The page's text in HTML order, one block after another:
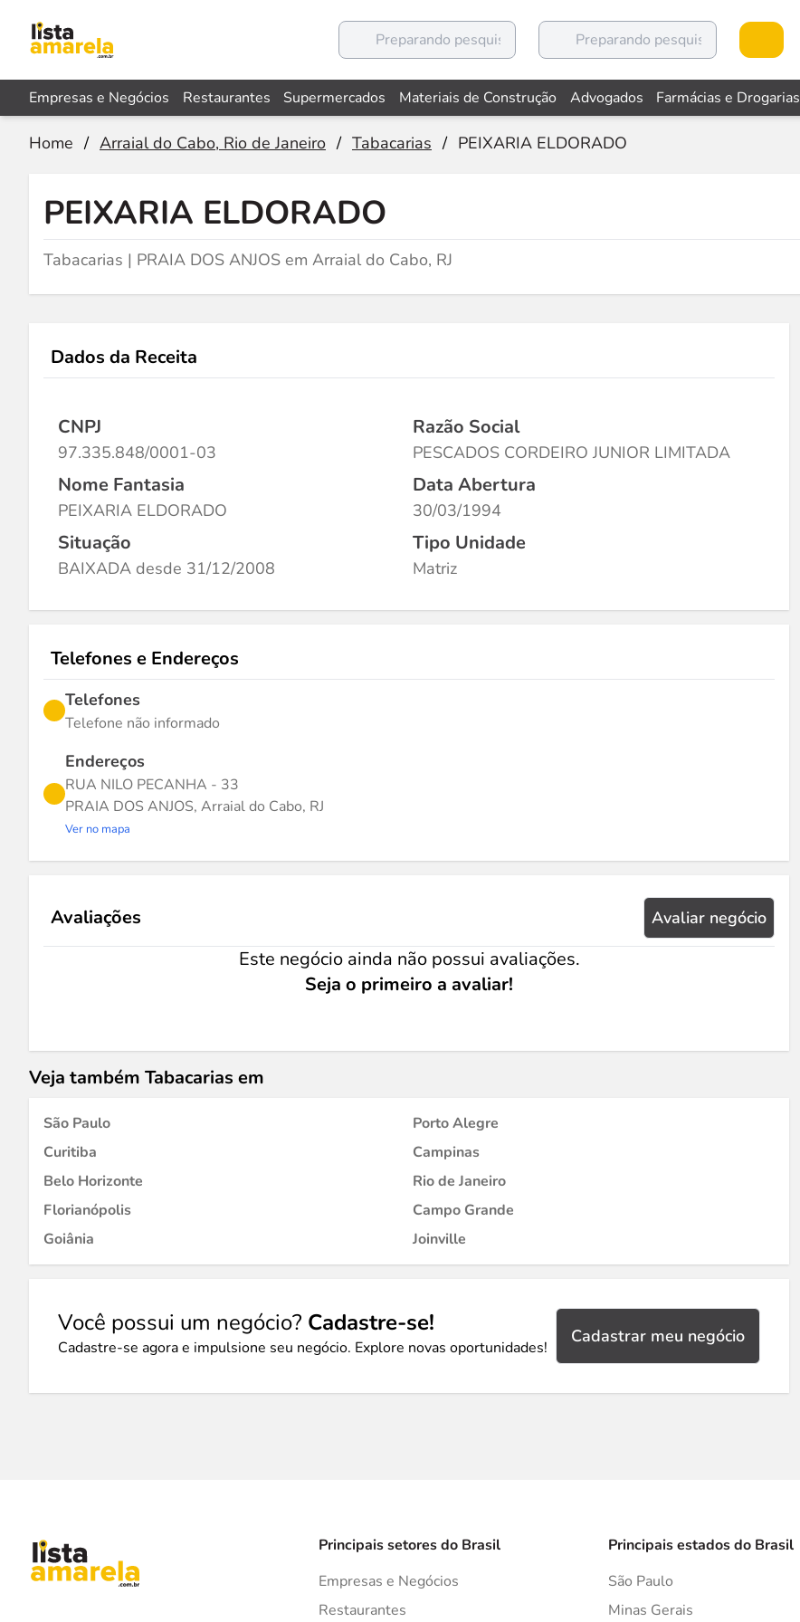
Empresas e Negócios Restaurantes Supermercados Materiais de Construção Advogados Farmácias e Drogarias
Home / Arraial do Cabo, Rio de Janeiro / Tabacarias / PEIXARIA ELDORADO
PEIXARIA ELDORADO
Tabacarias | PRAIA DOS ANJOS em Arraial do Cabo, RJ
Dados da Receita
CNPJ
97.335.848/0001-03
Razão Social
PESCADOS CORDEIRO JUNIOR LIMITADA
Nome Fantasia
PEIXARIA ELDORADO
Data Abertura
30/03/1994
Situação
BAIXADA desde 31/12/2008
Tipo Unidade
Matriz
Telefones e Endereços
Telefones
Telefone não informado
Endereços
RUA NILO PECANHA - 33
PRAIA DOS ANJOS, Arraial do Cabo, RJ
Ver no mapa
Avaliações Avaliar negócio
Este negócio ainda não possui avaliações.
Seja o primeiro a avaliar!
Veja também Tabacarias em
São Paulo
Porto Alegre
Curitiba
Campinas
Belo Horizonte
Rio de Janeiro
Florianópolis
Campo Grande
Goiânia
Joinville
Você possui um negócio? Cadastre-se!
Cadastre-se agora e impulsione seu negócio. Explore novas oportunidades!
Cadastrar meu negócio
Principais setores do Brasil
Empresas e Negócios
Restaurantes
Principais estados do Brasil
São Paulo
Minas Gerais